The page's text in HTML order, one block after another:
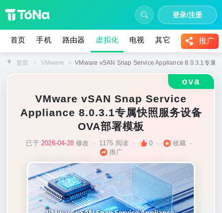
登录/注册
首页 手机 路由器 虚拟化 电视 其它 教程 推广
首页 > VMware > VMware vSAN Snap Service Appliance 8.0.3.1专属
ova
VMware vSAN Snap Service
Appliance 8.0.3.1专属快照服务设备
OVA部署模板
已于2026-04-28 修改 · 1175 阅读 · 0 · 收藏 ·
推广